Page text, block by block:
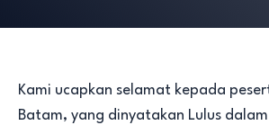
Kami ucapkan selamat kepada
Batam, yang dinyatakan Lulus